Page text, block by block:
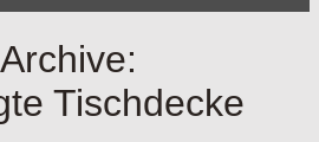
Tischdecke